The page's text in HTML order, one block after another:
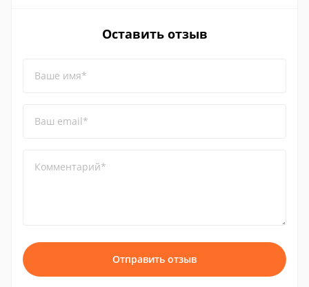
Оставить отзыв
Ваше имя*
Ваш email*
Комментарий*
Отправить отзыв